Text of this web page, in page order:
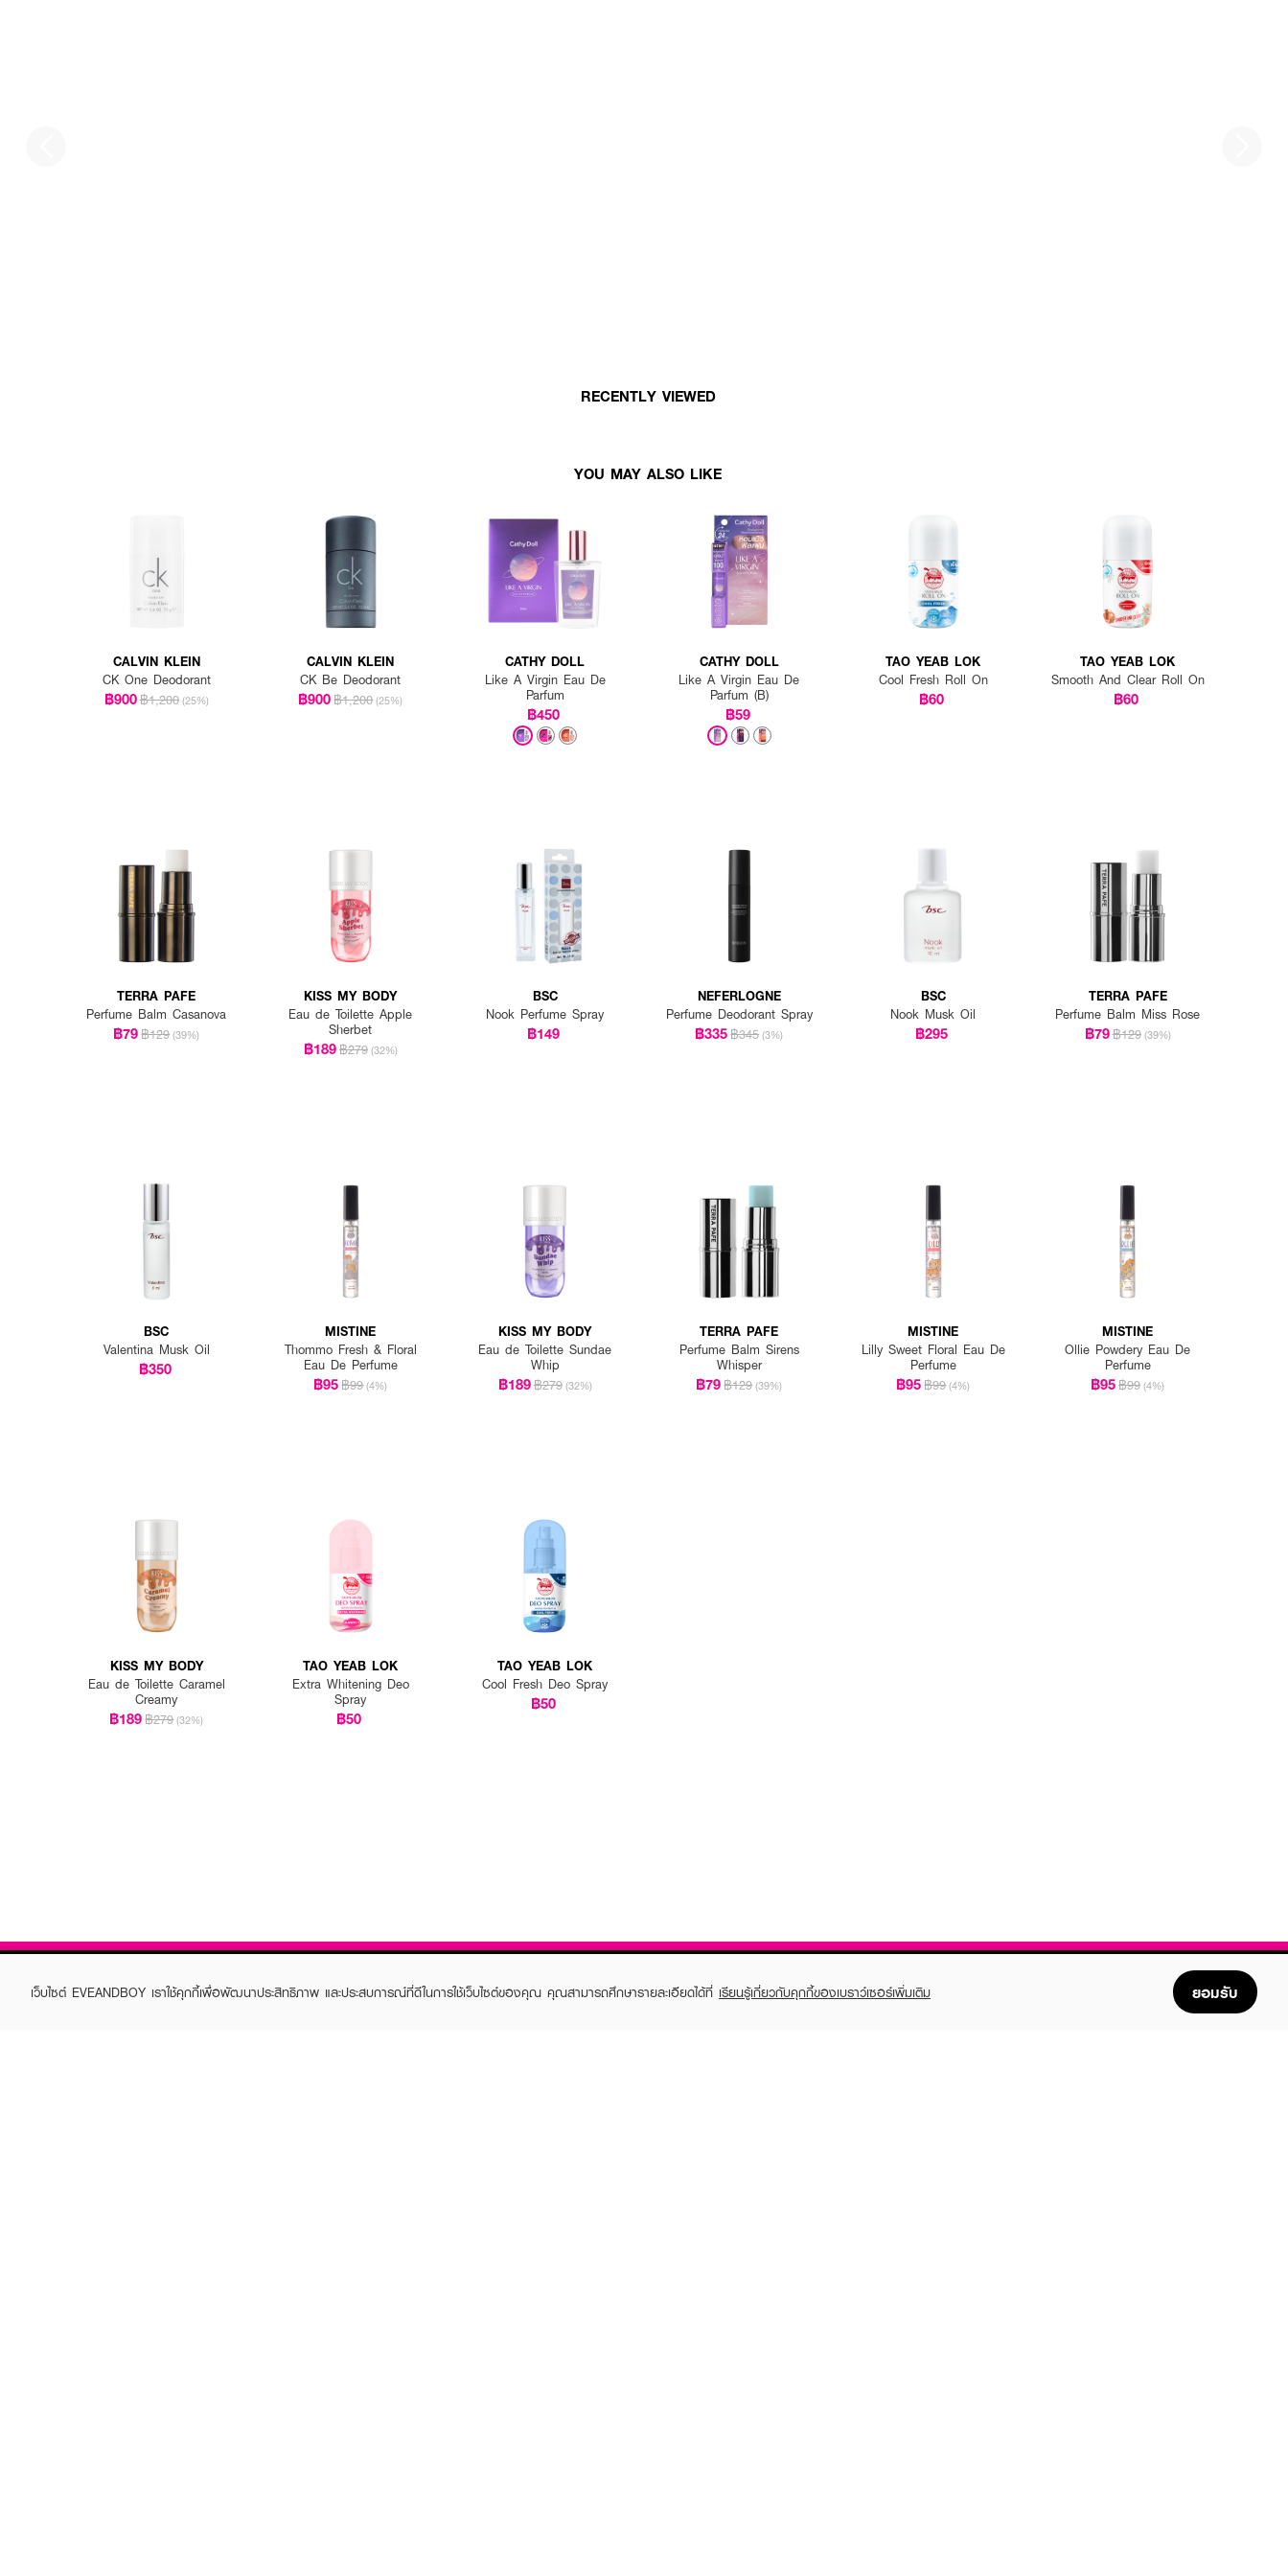
RECENTLY VIEWED
YOU MAY ALSO LIKE
CALVIN KLEIN
CK One Deodorant
฿900฿1,200 (25%)
CALVIN KLEIN
CK Be Deodorant
฿900฿1,200 (25%)
CATHY DOLL
Like A Virgin Eau De
Parfum
฿450
CATHY DOLL
Like A Virgin Eau De
Parfum (B)
฿59
TAO YEAB LOK
Cool Fresh Roll On
฿60
TAO YEAB LOK
Smooth And Clear Roll On
฿60
TERRA PAFE
Perfume Balm Casanova
฿79฿129 (39%)
KISS MY BODY
Eau de Toilette Apple
Sherbet
฿189฿279 (32%)
BSC
Nook Perfume Spray
฿149
NEFERLOGNE
Perfume Deodorant Spray
฿335฿345 (3%)
BSC
Nook Musk Oil
฿295
TERRA PAFE
Perfume Balm Miss Rose
฿79฿129 (39%)
BSC
Valentina Musk Oil
฿350
MISTINE
Thommo Fresh & Floral
Eau De Perfume
฿95฿99 (4%)
KISS MY BODY
Eau de Toilette Sundae
Whip
฿189฿279 (32%)
TERRA PAFE
Perfume Balm Sirens
Whisper
฿79฿129 (39%)
MISTINE
Lilly Sweet Floral Eau De
Perfume
฿95฿99 (4%)
MISTINE
Ollie Powdery Eau De
Perfume
฿95฿99 (4%)
KISS MY BODY
Eau de Toilette Caramel
Creamy
฿189฿279 (32%)
TAO YEAB LOK
Extra Whitening Deo
Spray
฿50
TAO YEAB LOK
Cool Fresh Deo Spray
฿50
เว็บไซต์ EVEANDBOY เราใช้คุกกี้เพื่อพัฒนาประสิทธิภาพ และประสบการณ์ที่ดีในการใช้เว็บไซต์ของคุณ คุณสามารถศึกษารายละเอียดได้ที่ เรียนรู้เกี่ยวกับคุกกี้ของเบราว์เซอร์เพิ่มเติม ยอมรับ